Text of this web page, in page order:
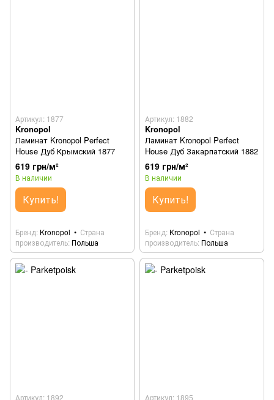
Артикул: 1877
Kronopol
Ламинат Kronopol Perfect
House Дуб Крымский 1877
619 грн/м²
В наличии
Купить!
Бренд Kronopol
Страна
производитель Польша
Артикул: 1882
Kronopol
Ламинат Kronopol Perfect
House Дуб Закарпатский 1882
619 грн/м²
В наличии
Купить!
Бренд Kronopol
Страна
производитель Польша
Артикул: 1892 Артикул: 1895